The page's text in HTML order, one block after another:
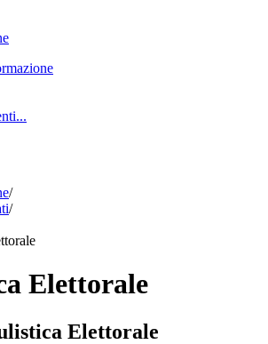
/
/
Elettorale
Elettorale